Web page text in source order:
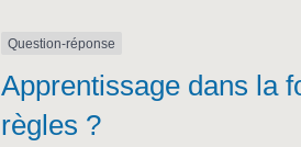
Question-réponse
Apprentissage dans la
règles ?